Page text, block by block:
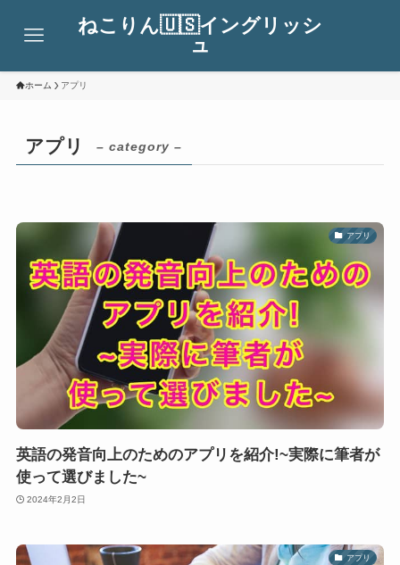
ねこりん🇺🇸イングリッシ
ュ
ホーム アプリ
アプリ – category –
アプリ
英語の発音向上のためのアプリを紹介!~実際に筆者が
使って選びました~
2024年2月2日
アプリ